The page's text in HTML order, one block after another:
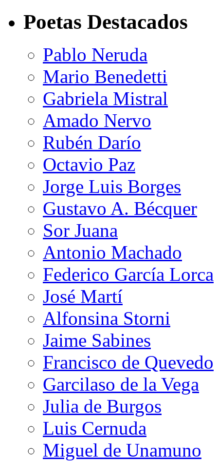
Poetas Destacados
Pablo Neruda
Mario Benedetti
Gabriela Mistral
Amado Nervo
Rubén Darío
Octavio Paz
Jorge Luis Borges
Gustavo A. Bécquer
Sor Juana
Antonio Machado
Federico García Lorca
José Martí
Alfonsina Storni
Jaime Sabines
Francisco de Quevedo
Garcilaso de la Vega
Julia de Burgos
Luis Cernuda
Miguel de Unamuno